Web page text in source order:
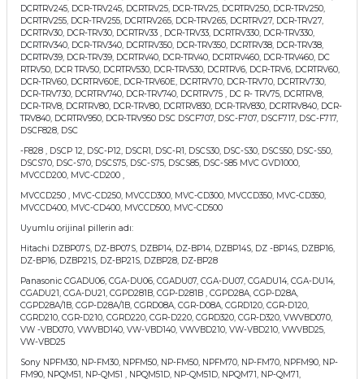
DCRTRV245, DCR-TRV245, DCRTRV25, DCR-TRV25, DCRTRV250, DCR-TRV250,
DCRTRV255, DCR-TRV255, DCRTRV265, DCR-TRV265, DCRTRV27, DCR-TRV27,
DCRTRV30, DCR-TRV30, DCRTRV33 , DCR-TRV33, DCRTRV330, DCR-TRV330,
DCRTRV340, DCR-TRV340, DCRTRV350, DCR-TRV350, DCRTRV38, DCR-TRV38,
DCRTRV39, DCR-TRV39, DCRTRV40, DCR-TRV40, DCRTRV460, DCR-TRV460, DC
RTRV50, DCR TRV50, DCRTRV530, DCR-TRV530, DCRTRV6, DCR-TRV6, DCRTRV60,
DCR-TRV60, DCRTRV60E, DCR-TRV60E, DCRTRV70, DCR-TRV70, DCRTRV730,
DCR-TRV730, DCRTRV740, DCR-TRV740, DCRTRV75 , DC R- TRV75, DCRTRV8,
DCR-TRV8, DCRTRV80, DCR-TRV80, DCRTRV830, DCR-TRV830, DCRTRV840, DCR-
TRV840, DCRTRV950, DCR-TRV950 DSC DSCF707, DSC-F707, DSCF717, DSC-F717,
DSCF828, DSC
-F828 , DSCP 12, DSC-P12, DSCR1, DSC-R1, DSCS30, DSC-S30, DSCS50, DSC-S50,
DSCS70, DSC-S70, DSCS75, DSC-S75, DSCS85, DSC-S85 MVC GVD1000,
MVCCD200, MVC-CD200 ,
MVCCD250 , MVC-CD250, MVCCD300, MVC-CD300, MVCCD350, MVC-CD350,
MVCCD400, MVC-CD400, MVCCD500, MVC-CD500
Uyumlu orijinal pillerin adı:
Hitachi DZBP07S, DZ-BP07S, DZBP14, DZ-BP14, DZBP14S, DZ -BP14S, DZBP16,
DZ-BP16, DZBP21S, DZ-BP21S, DZBP28, DZ-BP28
Panasonic CGADU06, CGA-DU06, CGADU07, CGA-DU07, CGADU14, CGA-DU14,
CGADU21, CGA-DU21, CGPD281B, CGP-D281B , CGPD28A, CGP-D28A,
CGPD28A/1B, CGP-D28A/1B, CGRD08A, CGR-D08A, CGRD120, CGR-D120,
CGRD210, CGR-D210, CGRD220, CGR-D220, CGRD320, CGR-D320, VWVBD070,
VW -VBD070, VWVBD140, VW-VBD140, VWVBD210, VW-VBD210, VWVBD25,
VW-VBD25
Sony NPFM30, NP-FM30, NPFM50, NP-FM50, NPFM70, NP-FM70, NPFM90, NP-
FM90, NPQM51, NP-QM51 , NPQM51D, NP-QM51D, NPQM71, NP-QM71,